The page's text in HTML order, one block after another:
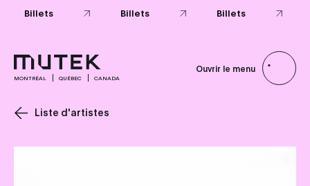
Billets Billets Billets
MONTRÉAL QUÉBEC CANADA
Ouvrir le menu
Liste d'artistes